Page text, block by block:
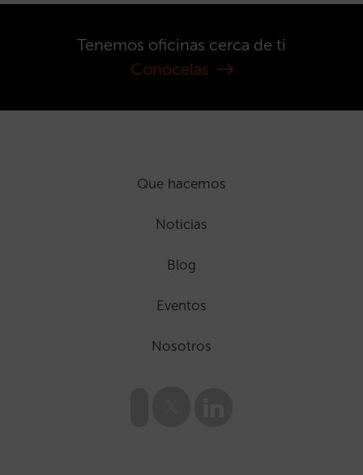
Tenemos oficinas cerca de ti
Conócelas
Que hacemos
Noticias
Blog
Eventos
Nosotros